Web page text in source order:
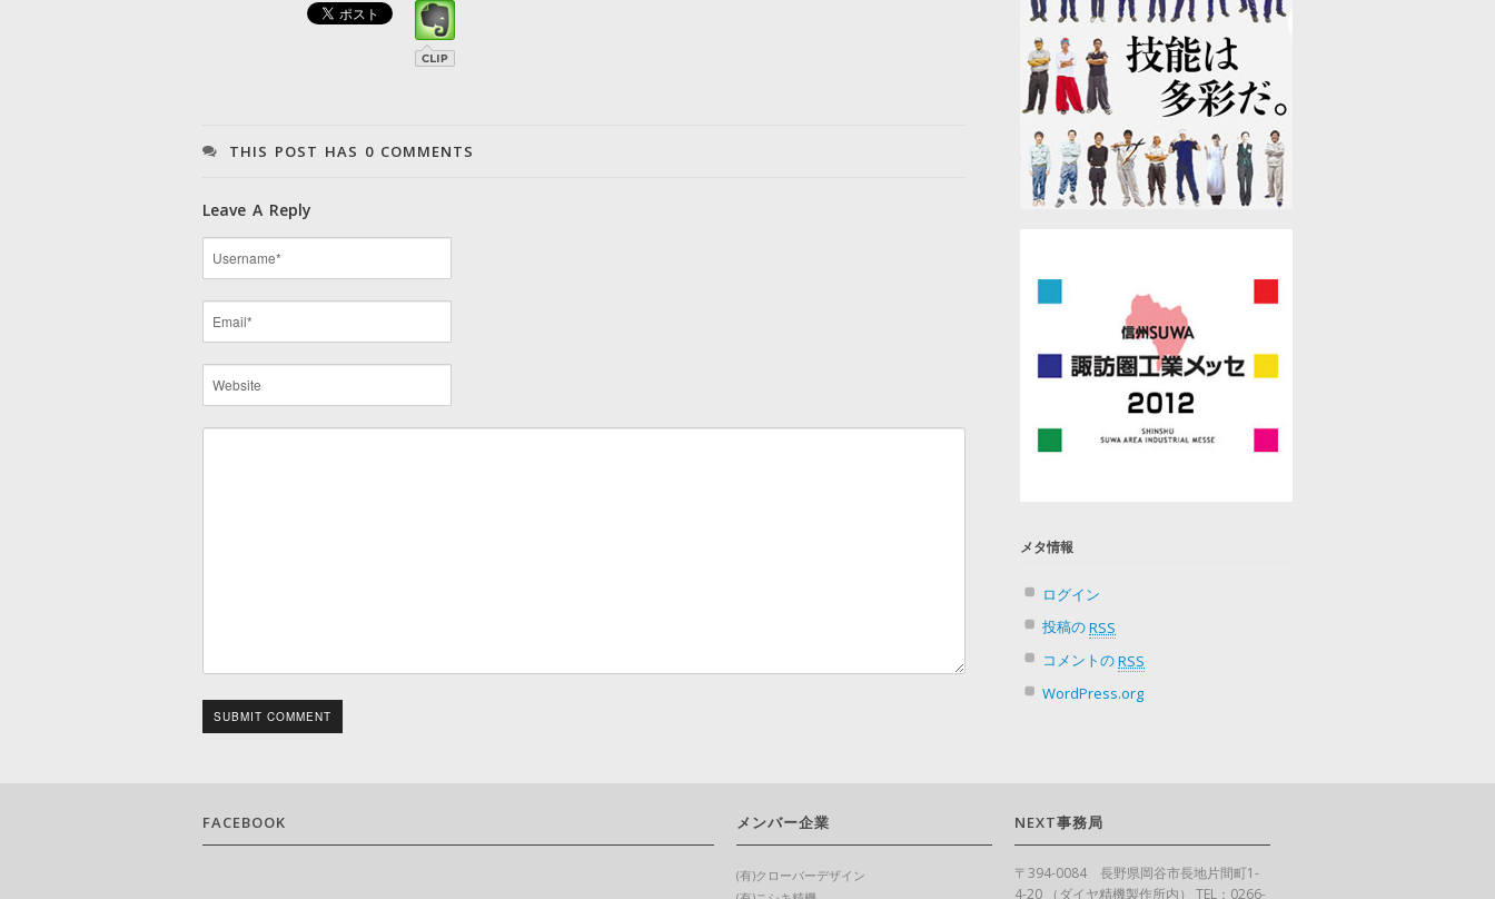
THIS POST HAS 0 COMMENTS
Leave A Reply
SUBMIT COMMENT
メタ情報
ログイン
投稿のRSS
コメントのRSS
WordPress.org
FACEBOOK メンバー企業
(有)クローバーデザイン
NEXT事務局
〒394-0084 長野県岡谷市長地片間町1-
4-20 （ダイヤ精機製作所内） TEL：0266-